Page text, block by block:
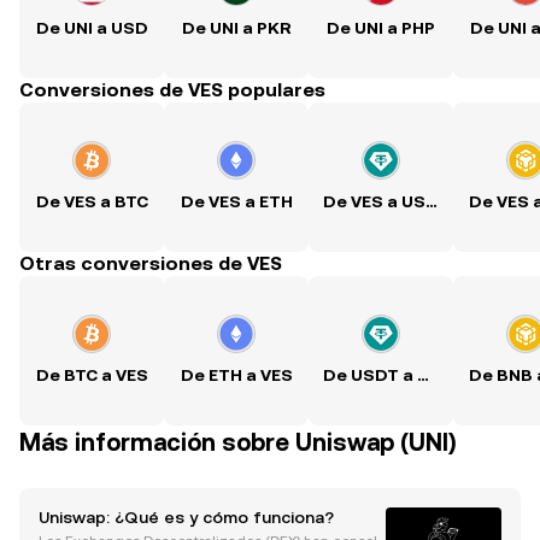
De UNI a USD De UNI a PKR De UNI a PHP De UNI
Conversiones de VES populares
De VES a BTC De VES a ETH De VES a USDT De VES
Otras conversiones de VES
De BTC a VES De ETH a VES De USDT a VES De BNB
Más información sobre Uniswap (UNI)
Uniswap: ¿Qué es y cómo funciona?